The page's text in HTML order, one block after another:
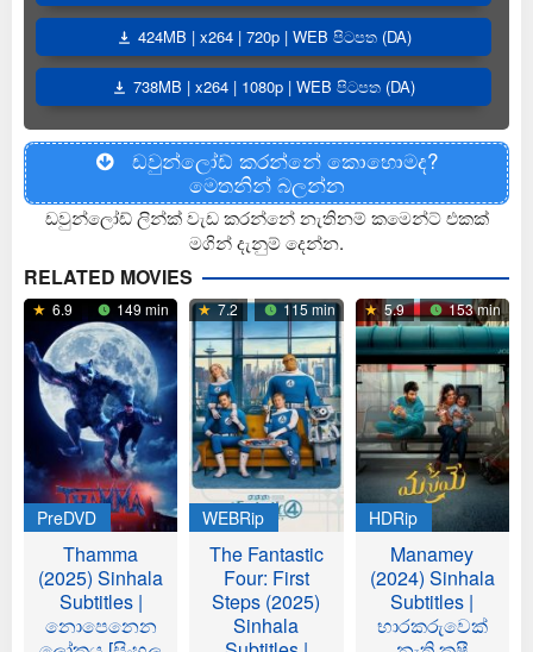
424MB | x264 | 720p | WEB පිටපත (DA)
738MB | x264 | 1080p | WEB පිටපත (DA)
ඩවුන්ලෝඩ් කරන්නේ කොහොමද?
මෙතනින් බලන්න
ඩවුන්ලෝඩ් ලින්ක් වැඩ කරන්නේ නැතිනම් කමෙන්ට් එකක්
මගින් දැනුම් දෙන්න.
RELATED MOVIES
6.9 149 min
PreDVD
Thamma
(2025) Sinhala
Subtitles |
නොපෙනෙන
7.2 115 min
WEBRip
The Fantastic
Four: First
Steps (2025)
Sinhala
5.9 153 min
HDRip
Manamey
(2024) Sinhala
Subtitles |
භාරකරුවෙක්